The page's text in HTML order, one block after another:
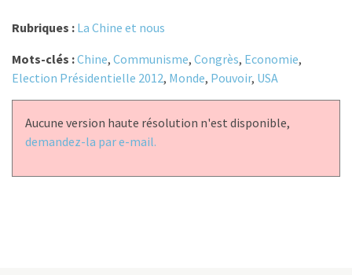
Rubriques : La Chine et nous
Mots-clés :Chine, Communisme, Congrès, Economie,
Election Présidentielle 2012, Monde, Pouvoir, USA
Aucune version haute résolution n'est disponible,
demandez-la par e-mail.